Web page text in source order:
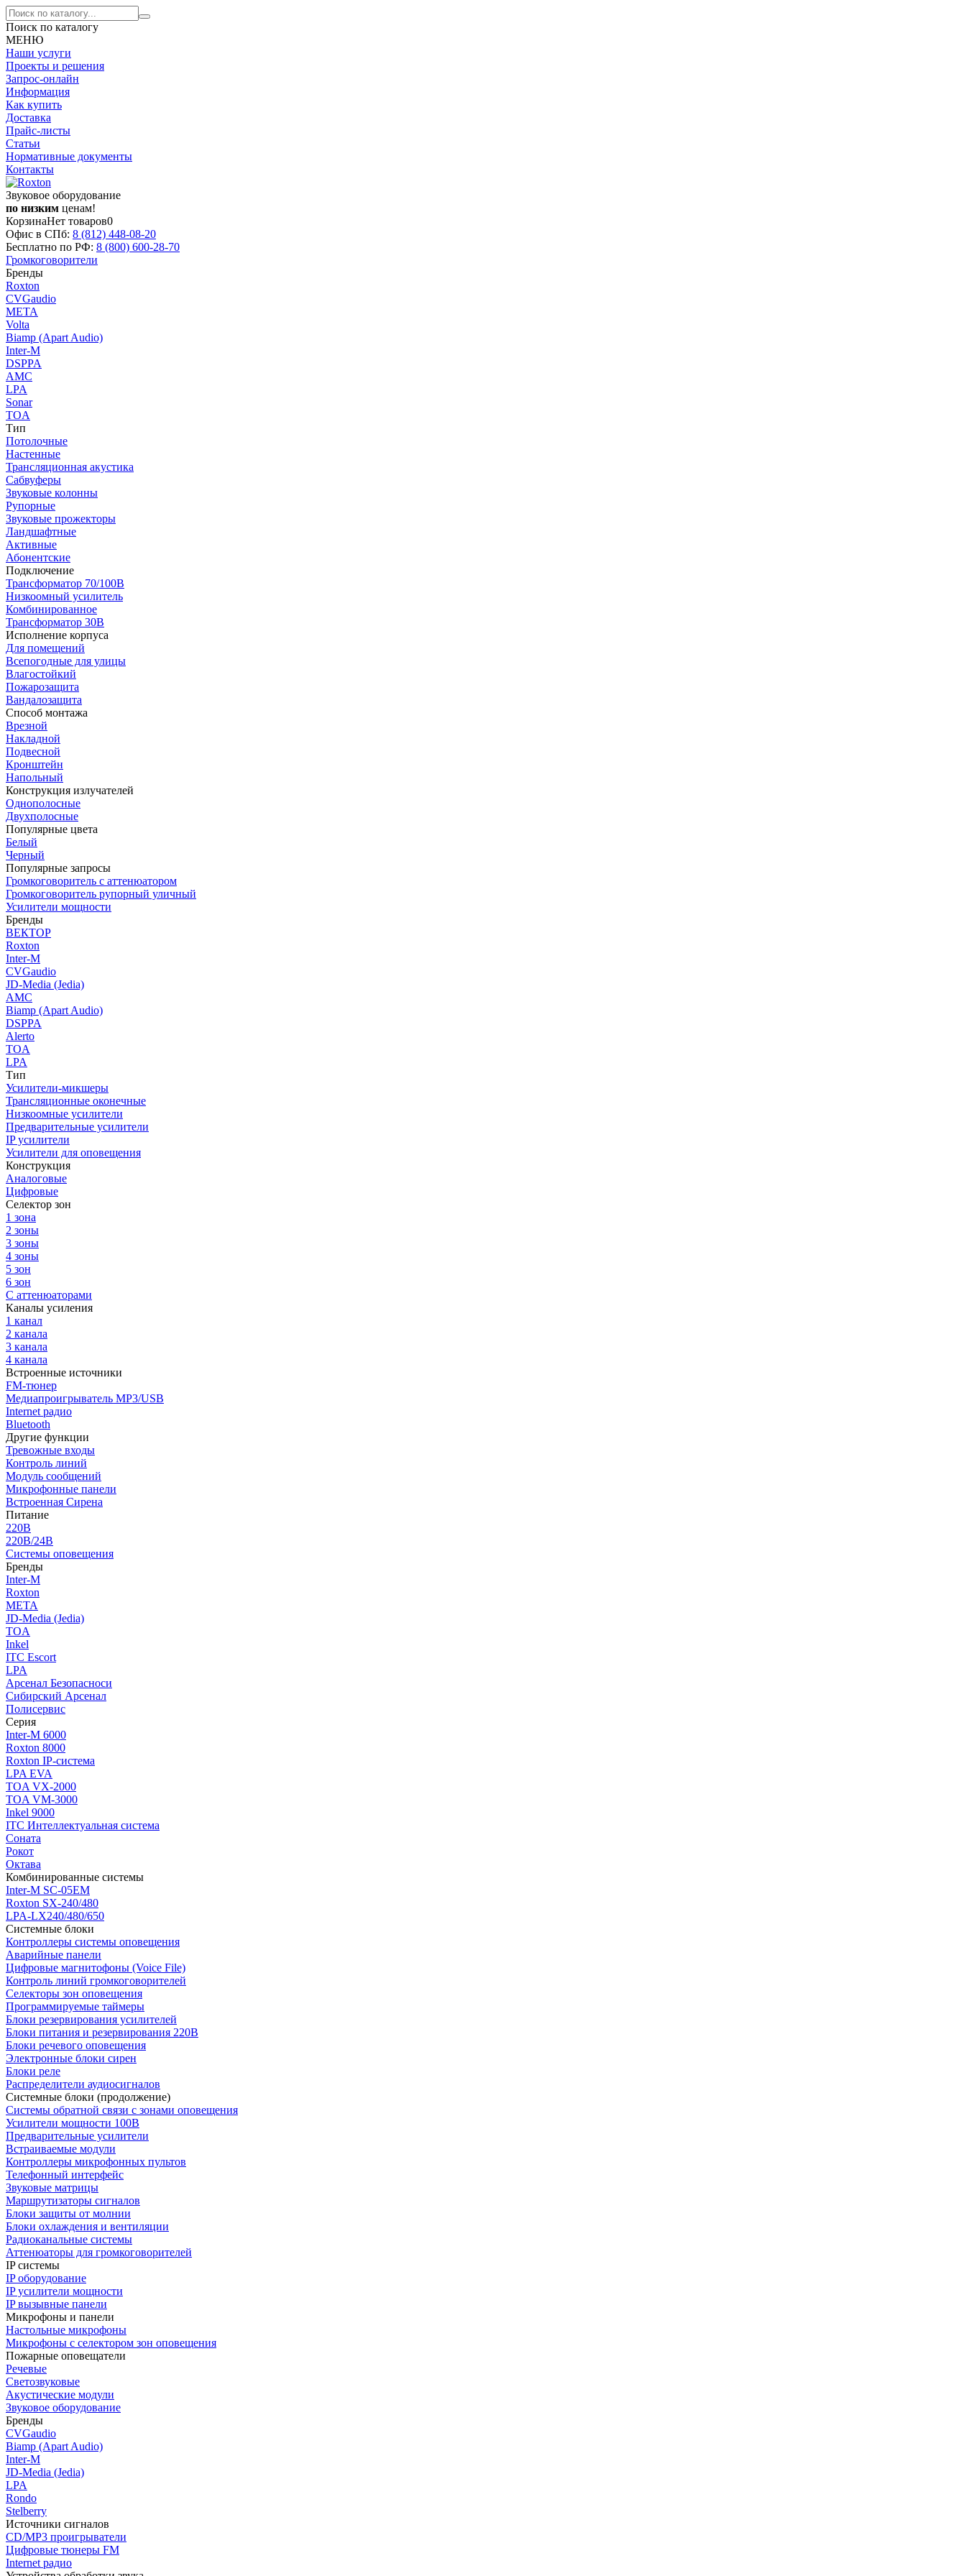
Поиск по каталогу
МЕНЮ
Наши услуги
Проекты и решения
Запрос-онлайн
Информация
Как купить
Доставка
Прайс-листы
Статьи
Нормативные документы
Контакты
Звуковое оборудование
по низким ценам!
КорзинаНет товаров0
Офис в СПб: 8 (812) 448-08-20
Бесплатно по РФ: 8 (800) 600-28-70
Громкоговорители
Бренды
Roxton
CVGaudio
МЕТА
Volta
Biamp (Apart Audio)
Inter-M
DSPPA
AMC
LPA
Sonar
TOA
Тип
Потолочные
Настенные
Трансляционная акустика
Сабвуферы
Звуковые колонны
Рупорные
Звуковые прожекторы
Ландшафтные
Активные
Абонентские
Подключение
Трансформатор 70/100В
Низкоомный усилитель
Комбинированное
Трансформатор 30В
Исполнение корпуса
Для помещений
Всепогодные для улицы
Влагостойкий
Пожарозащита
Вандалозащита
Способ монтажа
Врезной
Накладной
Подвесной
Кронштейн
Напольный
Конструкция излучателей
Однополосные
Двухполосные
Популярные цвета
Белый
Черный
Популярные запросы
Громкоговоритель с аттенюатором
Громкоговоритель рупорный уличный
Усилители мощности
Бренды
ВЕКТОР
Roxton
Inter-M
CVGaudio
JD-Media (Jedia)
AMC
Biamp (Apart Audio)
DSPPA
Alerto
TOA
LPA
Тип
Усилители-микшеры
Трансляционные оконечные
Низкоомные усилители
Предварительные усилители
IP усилители
Усилители для оповещения
Конструкция
Аналоговые
Цифровые
Селектор зон
1 зона
2 зоны
3 зоны
4 зоны
5 зон
6 зон
С аттенюаторами
Каналы усиления
1 канал
2 канала
3 канала
4 канала
Встроенные источники
FM-тюнер
Медиапроигрыватель MP3/USB
Internet радио
Bluetooth
Другие функции
Тревожные входы
Контроль линий
Модуль сообщений
Микрофонные панели
Встроенная Сирена
Питание
220В
220В/24В
Системы оповещения
Бренды
Inter-M
Roxton
МЕТА
JD-Media (Jedia)
TOA
Inkel
ITC Escort
LPA
Арсенал Безопасноси
Сибирский Арсенал
Полисервис
Серия
Inter-M 6000
Roxton 8000
Roxton IP-система
LPA EVA
TOA VX-2000
TOA VM-3000
Inkel 9000
ITC Интеллектуальная система
Соната
Рокот
Октава
Комбинированные системы
Inter-M SC-05EM
Roxton SX-240/480
LPA-LX240/480/650
Системные блоки
Контроллеры системы оповещения
Аварийные панели
Цифровые магнитофоны (Voice File)
Контроль линий громкоговорителей
Селекторы зон оповещения
Программируемые таймеры
Блоки резервирования усилителей
Блоки питания и резервирования 220В
Блоки речевого оповещения
Электронные блоки сирен
Блоки реле
Распределители аудиосигналов
Системные блоки (продолжение)
Системы обратной связи с зонами оповещения
Усилители мощности 100В
Предварительные усилители
Встраиваемые модули
Контроллеры микрофонных пультов
Телефонный интерфейс
Звуковые матрицы
Маршрутизаторы сигналов
Блоки защиты от молнии
Блоки охлаждения и вентиляции
Радиоканальные системы
Аттенюаторы для громкоговорителей
IP системы
IP оборудование
IP усилители мощности
IP вызывные панели
Микрофоны и панели
Настольные микрофоны
Микрофоны с селектором зон оповещения
Пожарные оповещатели
Речевые
Светозвуковые
Акустические модули
Звуковое оборудование
Бренды
CVGaudio
Biamp (Apart Audio)
Inter-M
JD-Media (Jedia)
LPA
Rondo
Stelberry
Источники сигналов
CD/MP3 проигрыватели
Цифровые тюнеры FM
Internet радио